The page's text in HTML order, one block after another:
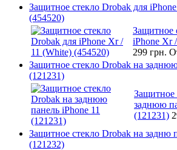
Защитное стекло Drobak для
(454520)
Защитное
iPhone Xr
299 грн.
Защитное стекло Drobak на
(121231)
Защитное
заднюю
(121231)
Защитное стекло Drobak на задню
(121232)